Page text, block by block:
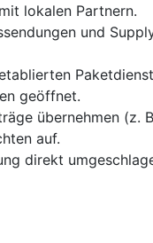
lokalen Partnern.
und
geöffnet.
übernehmen (z.
auf.
direkt